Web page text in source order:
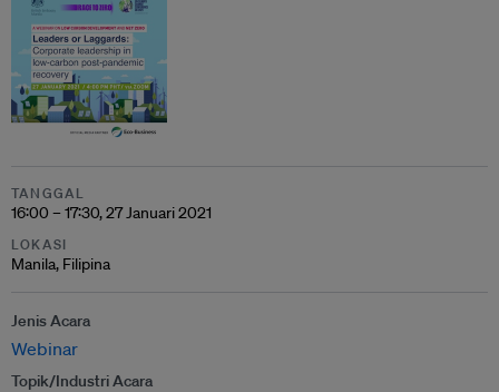
TANGGAL
16:00 – 17:30, 27 Januari 2021
LOKASI
Manila, Filipina
Jenis Acara
Webinar
Topik/Industri Acara